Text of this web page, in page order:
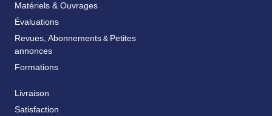
Matériels & Ouvrages
Évaluations
Revues, Abonnements & Petites
annonces
Formations
Livraison
Satisfaction